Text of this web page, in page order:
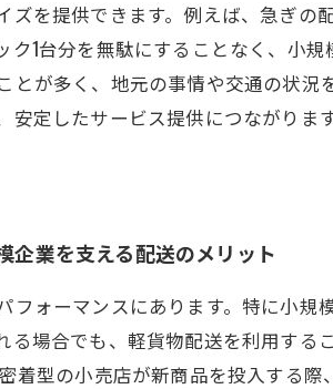
ズを提供できます。例えば、急ぎ
1台分を無駄にすることなく、小
とが多く、地元の事情や交通の状
安定したサービス提供につながり
企業を支える配送のメリット
フォーマンスにあります。特に小
る場合でも、軽貨物配送を利用す
着型の小売店が新商品を投入する